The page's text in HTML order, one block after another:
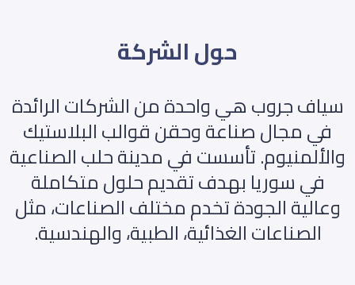
حول الشركة
سياف جروب هي واحدة من الشركات الرائدة
في مجال صناعة وحقن قوالب البلاستيك
والألمنيوم. تأسست في مدينة حلب الصناعية
في سوريا بهدف تقديم حلول متكاملة
وعالية الجودة تخدم مختلف الصناعات، مثل
الصناعات الغذائية، الطبية، والهندسية.